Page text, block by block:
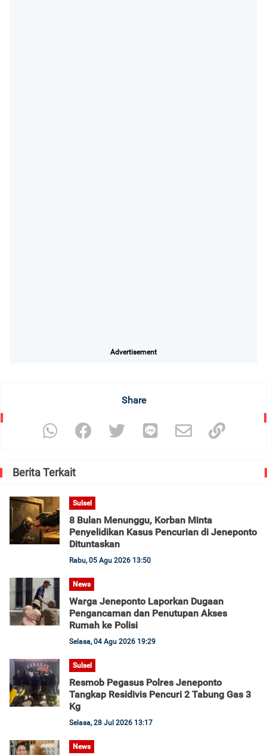
Advertisement
Share
Berita Terkait
Sulsel
8 Bulan Menunggu, Korban Minta
Penyelidikan Kasus Pencurian di Jeneponto
Dituntaskan
Rabu, 05 Agu 2026 13:50
News
Warga Jeneponto Laporkan Dugaan
Pengancaman dan Penutupan Akses
Rumah ke Polisi
Selasa, 04 Agu 2026 19:29
Sulsel
Resmob Pegasus Polres Jeneponto
Tangkap Residivis Pencuri 2 Tabung Gas 3
Kg
Selasa, 28 Jul 2026 13:17
News